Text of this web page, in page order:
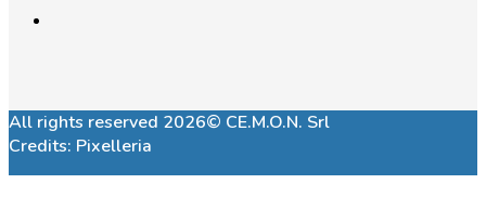
All rights reserved 2026© CE.M.O.N. Srl
Credits: Pixelleria